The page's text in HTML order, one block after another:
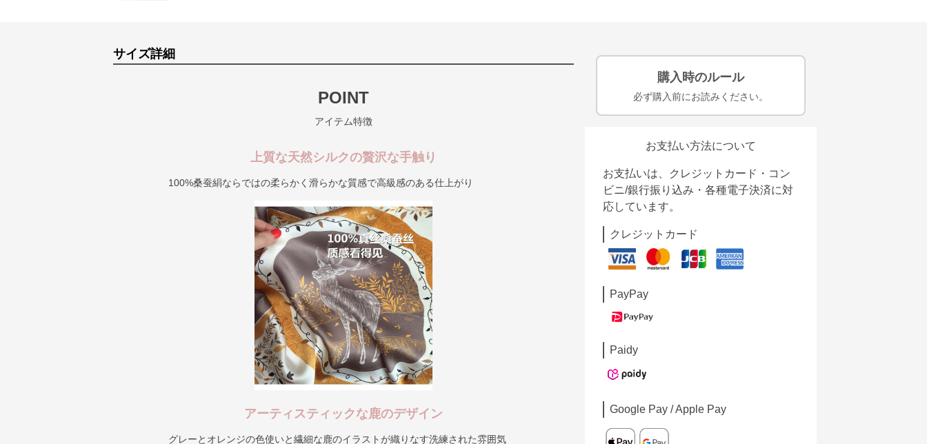
サイズ詳細
POINT
アイテム特徴
上質な天然シルクの贅沢な手触り
100%桑蚕絹ならではの柔らかく滑らかな質感で高級感のある仕上がり
アーティスティックな鹿のデザイン
グレーとオレンジの色使いと繊細な鹿のイラストが織りなす洗練された雰囲気
購入時のルール
必ず購入前にお読みください。
お支払い方法について
お支払いは、クレジットカード・コン
ビニ/銀行振り込み・各種電子決済に対
応しています。
クレジットカード
PayPay
Paidy
Google Pay / Apple Pay